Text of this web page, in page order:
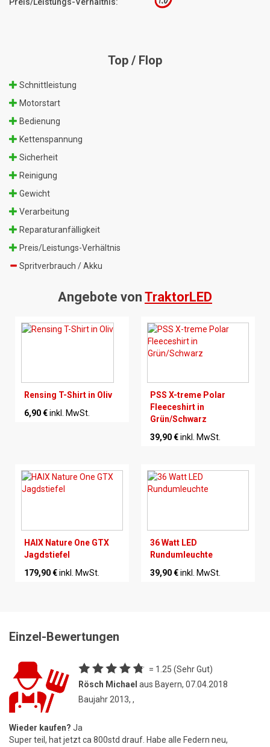
Top / Flop
Schnittleistung
Motorstart
Bedienung
Kettenspannung
Sicherheit
Reinigung
Gewicht
Verarbeitung
Reparaturanfälligkeit
Preis/Leistungs-Verhältnis
Spritverbrauch / Akku
Angebote von TraktorLED
Rensing T-Shirt in Oliv
6,90 €inkl. MwSt.
PSS X-treme Polar
Fleeceshirt in
Grün/Schwarz
39,90 €inkl. MwSt.
HAIX Nature One GTX
Jagdstiefel
179,90 €inkl. MwSt.
36 Watt LED
Rundumleuchte
39,90 €inkl. MwSt.
Einzel-Bewertungen
= 1.25 (Sehr Gut)
Rösch Michael aus Bayern, 07.04.2018
Baujahr 2013, ,
Wieder kaufen? Ja
Super teil, hat jetzt ca 800std drauf. Habe alle Federn neu,